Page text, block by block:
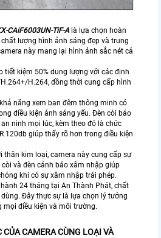
CAiF6003UN-TiF-Alà lựa chọn hoàn
lượng hình ảnh sáng đẹp và trung
này mang lại hình ảnh sắc nét cả
tiết kiệm 50% dung lượng với các định
H.264, đồng thời cung cấp hình
năng xem ban đêm thông minh có
điều kiện ánh sáng yếu. Đèn còi báo
ninh mọi lúc, kèm theo đó là chức
120db giúp thấy rõ hơn trong điều kiện
thân kim loại, camera này cung cấp sự
và đèn cảnh báo xâm nhập giúp
khi có sự xâm nhập trái phép.
24 tháng tại An Thành Phát, chất
Đây thực sự là lựa chọn lý tưởng
điều kiện và môi trường.
CAMERA CÙNG LOẠI VÀ